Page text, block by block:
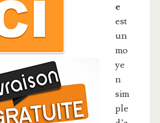
e
est
un
mo
ye
n
sim
ple